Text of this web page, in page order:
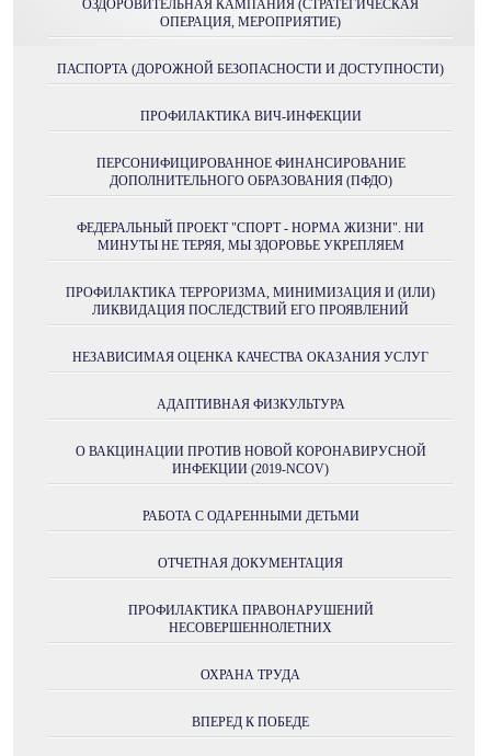
ОЗДОРОВИТЕЛЬНАЯ КАМПАНИЯ (СТРАТЕГИЧЕСКАЯ
ОПЕРАЦИЯ, МЕРОПРИЯТИЕ)
ПАСПОРТА (ДОРОЖНОЙ БЕЗОПАСНОСТИ И ДОСТУПНОСТИ)
ПРОФИЛАКТИКА ВИЧ-ИНФЕКЦИИ
ПЕРСОНИФИЦИРОВАННОЕ ФИНАНСИРОВАНИЕ
ДОПОЛНИТЕЛЬНОГО ОБРАЗОВАНИЯ (ПФДО)
ФЕДЕРАЛЬНЫЙ ПРОЕКТ "СПОРТ - НОРМА ЖИЗНИ". НИ
МИНУТЫ НЕ ТЕРЯЯ, МЫ ЗДОРОВЬЕ УКРЕПЛЯЕМ
ПРОФИЛАКТИКА ТЕРРОРИЗМА, МИНИМИЗАЦИЯ И (ИЛИ)
ЛИКВИДАЦИЯ ПОСЛЕДСТВИЙ ЕГО ПРОЯВЛЕНИЙ
НЕЗАВИСИМАЯ ОЦЕНКА КАЧЕСТВА ОКАЗАНИЯ УСЛУГ
АДАПТИВНАЯ ФИЗКУЛЬТУРА
О ВАКЦИНАЦИИ ПРОТИВ НОВОЙ КОРОНАВИРУСНОЙ
ИНФЕКЦИИ (2019-NCOV)
РАБОТА С ОДАРЕННЫМИ ДЕТЬМИ
ОТЧЕТНАЯ ДОКУМЕНТАЦИЯ
ПРОФИЛАКТИКА ПРАВОНАРУШЕНИЙ
НЕСОВЕРШЕННОЛЕТНИХ
ОХРАНА ТРУДА
ВПЕРЕД К ПОБЕДЕ